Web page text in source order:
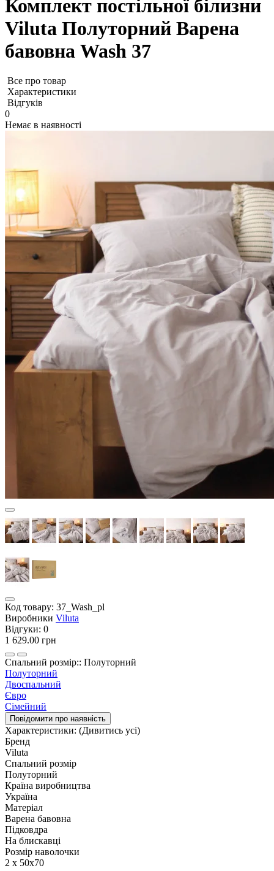
Комплект постільної білизни
Viluta Полуторний Варена
бавовна Wash 37
Все про товар
Характеристики
Відгуків
0
Немає в наявності
Код товару: 37_Wash_pl
Виробники Viluta
Відгуки: 0
1 629.00 грн
Спальний розмір:: Полуторний
Полуторний
Двоспальний
Євро
Сімейний
Повідомити про наявність
Характеристики: (Дивитись усі)
Бренд
Viluta
Спальний розмір
Полуторний
Країна виробництва
Україна
Матеріал
Варена бавовна
Підковдра
На блискавці
Розмір наволочки
2 х 50х70